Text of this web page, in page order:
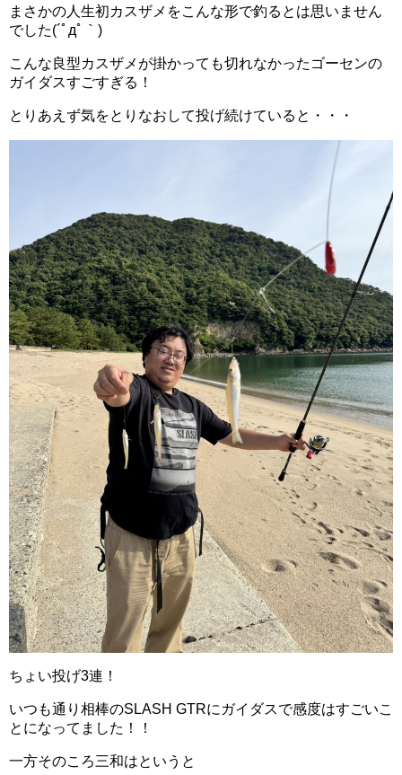
まさかの人生初カスザメをこんな形で釣るとは思いません
でした(´ﾟдﾟ｀)
こんな良型カスザメが掛かっても切れなかったゴーセンの
ガイダスすごすぎる！
とりあえず気をとりなおして投げ続けていると・・・
ちょい投げ3連！
いつも通り相棒のSLASH GTRにガイダスで感度はすごいこ
とになってました！！
一方そのころ三和はというと